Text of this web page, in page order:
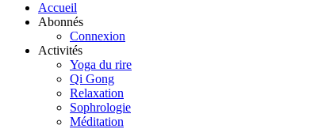
Accueil
Abonnés
Connexion
Activités
Yoga du rire
Qi Gong
Relaxation
Sophrologie
Méditation